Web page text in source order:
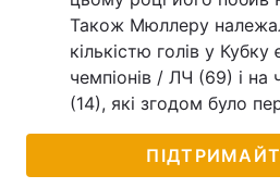
Також Мюллеру
кількістю голів у
чемпіонів / ЛЧ (69) і на
(14), які згодом було